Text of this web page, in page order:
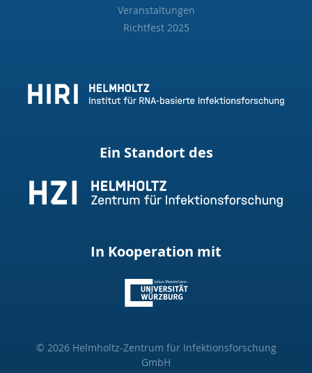
Veranstaltungen
Richtfest 2025
Ein Standort des
In Kooperation mit
© 2026 Helmholtz-Zentrum für Infektionsforschung
GmbH